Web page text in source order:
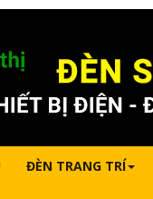
ĐÈN TRANG TRÍ